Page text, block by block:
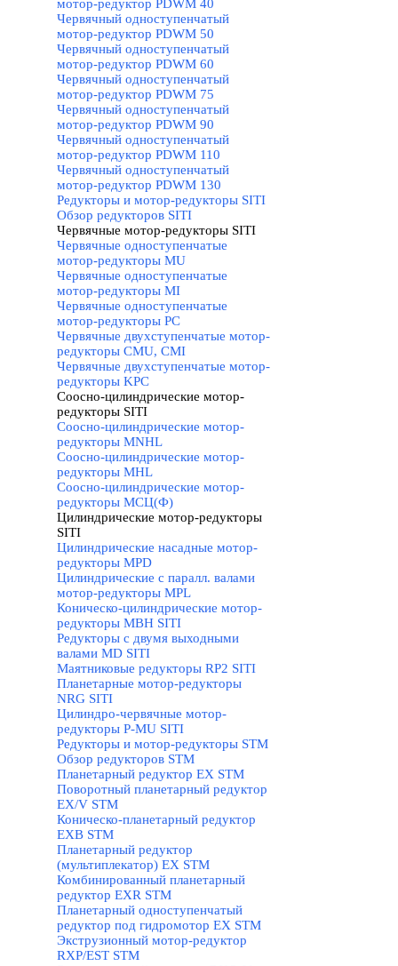
мотор-редуктор PDWM 40
Червячный одноступенчатый
мотор-редуктор PDWM 50
Червячный одноступенчатый
мотор-редуктор PDWM 60
Червячный одноступенчатый
мотор-редуктор PDWM 75
Червячный одноступенчатый
мотор-редуктор PDWM 90
Червячный одноступенчатый
мотор-редуктор PDWM 110
Червячный одноступенчатый
мотор-редуктор PDWM 130
Редукторы и мотор-редукторы SITI
Обзор редукторов SITI
Червячные мотор-редукторы SITI
Червячные одноступенчатые
мотор-редукторы MU
Червячные одноступенчатые
мотор-редукторы MI
Червячные одноступенчатые
мотор-редукторы PC
Червячные двухступенчатые мотор-
редукторы CMU, CMI
Червячные двухступенчатые мотор-
редукторы KPC
Соосно-цилиндрические мотор-
редукторы SITI
Соосно-цилиндрические мотор-
редукторы MNHL
Соосно-цилиндрические мотор-
редукторы MHL
Соосно-цилиндрические мотор-
редукторы МСЦ(Ф)
Цилиндрические мотор-редукторы
SITI
Цилиндрические насадные мотор-
редукторы MPD
Цилиндрические с паралл. валами
мотор-редукторы MPL
Коническо-цилиндрические мотор-
редукторы MBH SITI
Редукторы с двумя выходными
валами MD SITI
Маятниковые редукторы RP2 SITI
Планетарные мотор-редукторы
NRG SITI
Цилиндро-червячные мотор-
редукторы P-MU SITI
Редукторы и мотор-редукторы STM
Обзор редукторов STM
Планетарный редуктор ЕХ STM
Поворотный планетарный редуктор
EX/V STM
Коническо-планетарный редуктор
ЕХВ STM
Планетарный редуктор
(мультиплекатор) ЕХ STM
Комбинированный планетарный
редуктор ЕХR STM
Планетарный одноступенчатый
редуктор под гидромотор ЕХ STM
Экструзионный мотор-редуктор
RXP/EST STM